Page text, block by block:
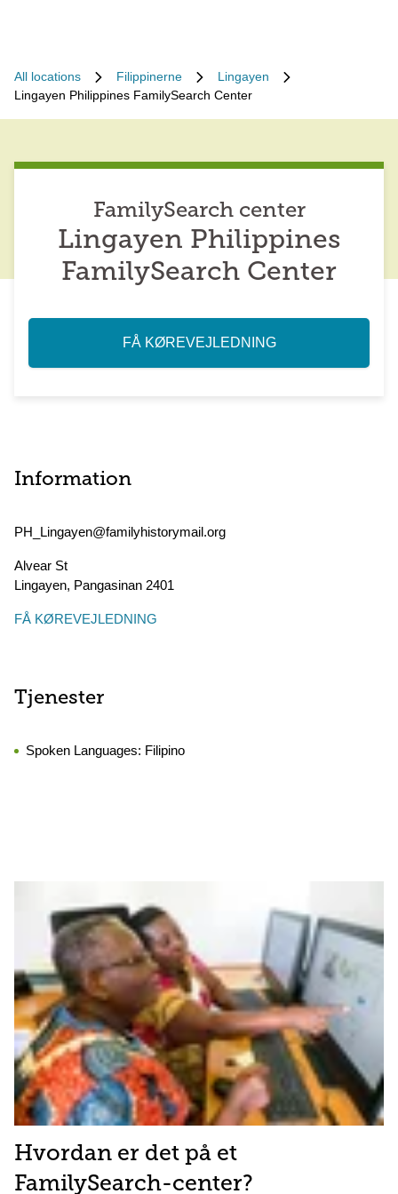
All locations Filippinerne
Lingayen
Lingayen Philippines FamilySearch Center
FamilySearch center
Lingayen Philippines
FamilySearch Center
FÅ KØREVEJLEDNING
Information
PH_Lingayen@familyhistorymail.org
Alvear St
Lingayen, Pangasinan 2401
FÅ KØREVEJLEDNING
Tjenester
Spoken Languages: Filipino
Hvordan er det på et
FamilySearch-center?